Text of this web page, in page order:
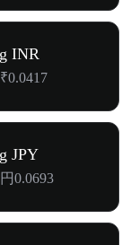
INR
JPY
0.0693